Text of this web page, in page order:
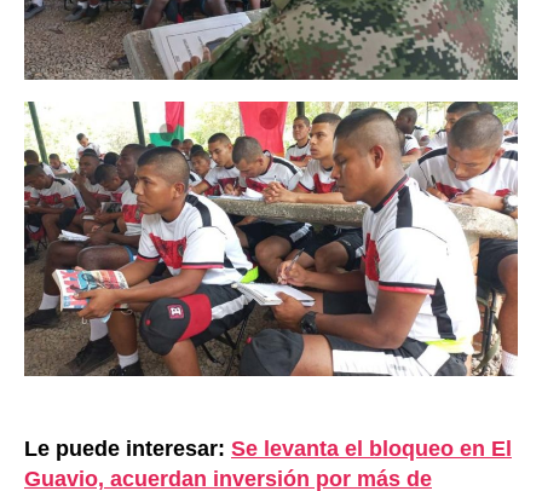
Le puede interesar: Se levanta el bloqueo en El
Guavio, acuerdan inversión por más de